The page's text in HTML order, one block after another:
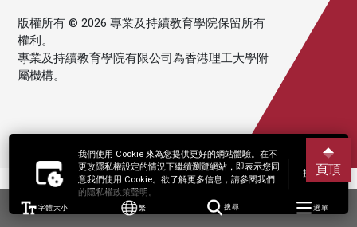
我們使用 Cookie 來為您提供更好的網站體驗。在不
更改隱私權設定的情況下繼續瀏覽網站，即表示您同
意我們使用 Cookie。欲了解更多信息，請參閱我們
的隱私權政策聲明。
接受
字體大小 繁 搜尋 選單
版權所有 © 2026 專業及持續教育學院保留所有
權利。
專業及持續教育學院有限公司為香港理工大學附
屬機構。
頁頂